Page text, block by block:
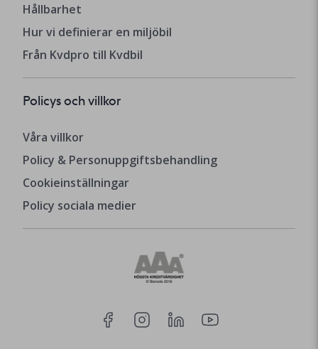
Hållbarhet
Hur vi definierar en miljöbil
Från Kvdpro till Kvdbil
Policys och villkor
Våra villkor
Policy & Personuppgiftsbehandling
Cookieinställningar
Policy sociala medier